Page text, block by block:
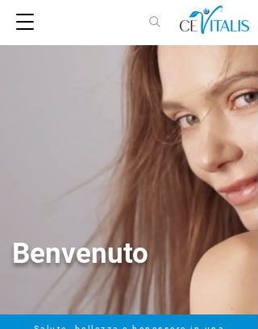
Benvenuto